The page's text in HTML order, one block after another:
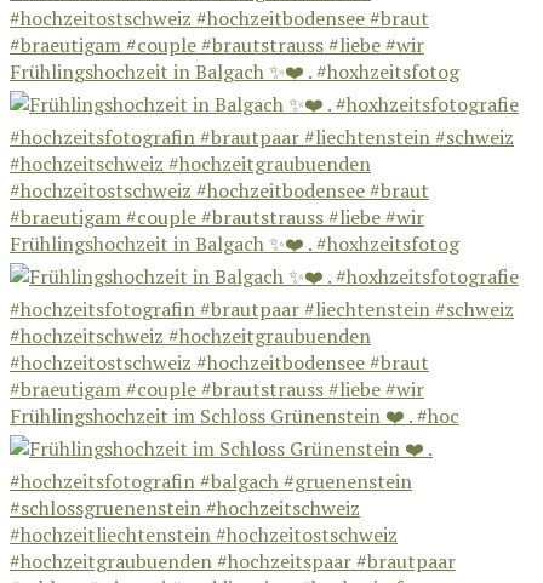
Frühlingshochzeit in Balgach ✨❤️ . #hoxhzeitsfotog
Frühlingshochzeit in Balgach ✨❤️ . #hoxhzeitsfotog
Frühlingshochzeit im Schloss Grünenstein ❤️ . #hoc